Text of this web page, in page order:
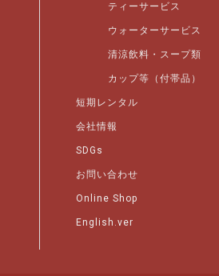
ティーサービス
ウォーターサービス
清涼飲料・スープ類
カップ等（付帯品）
短期レンタル
会社情報
SDGs
お問い合わせ
Online Shop
English.ver